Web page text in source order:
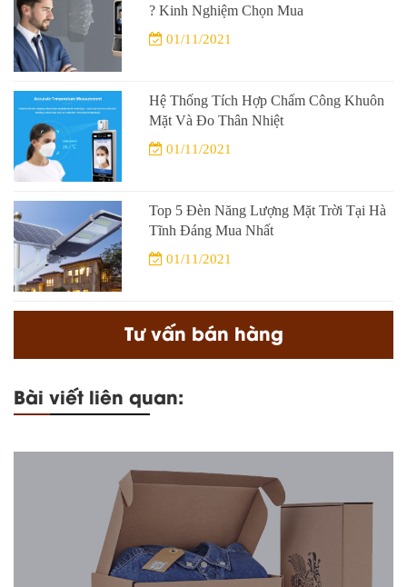
? Kinh Nghiệm Chọn Mua
01/11/2021
Hệ Thống Tích Hợp Chấm Công Khuôn
Mặt Và Đo Thân Nhiệt
01/11/2021
Top 5 Đèn Năng Lượng Mặt Trời Tại Hà
Tĩnh Đáng Mua Nhất
01/11/2021
Tư vấn bán hàng
Bài viết liên quan: